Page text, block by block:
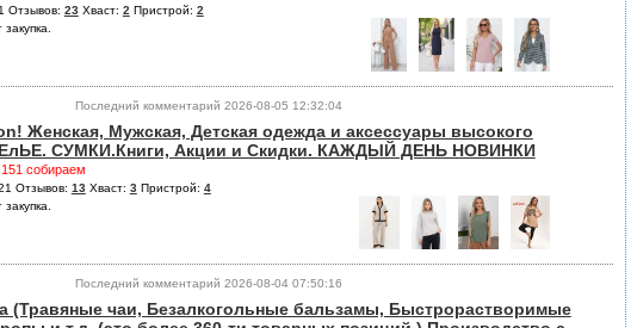
Отзывов: 23Хваст: 2 Пристрой: 2
Последний комментарий 2026-08-05 12:32:04
Женская, Мужская, Детская одежда и аксессуары высокого
СУМКИ.Книги, Акции и Скидки. КАЖДЫЙ ДЕНЬ НОВИНКИ
собираем
Отзывов: 13Хваст: 3Пристрой: 4
Последний комментарий 2026-08-04 07:50:16
(Травяные чаи, Безалкогольные бальзамы, Быстрорастворимые